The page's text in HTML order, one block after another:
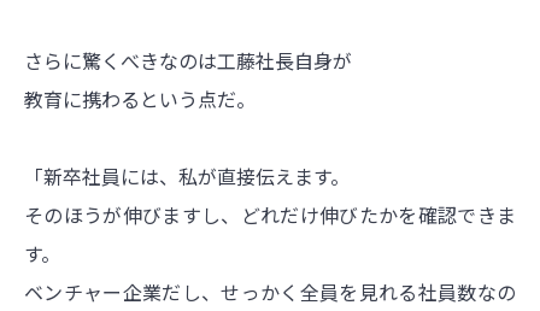
さらに驚くべきなのは工藤社長自身が
教育に携わるという点だ。
「新卒社員には、私が直接伝えます。
そのほうが伸びますし、どれだけ伸びたかを確認できま
す。
ベンチャー企業だし、せっかく全員を見れる社員数なの